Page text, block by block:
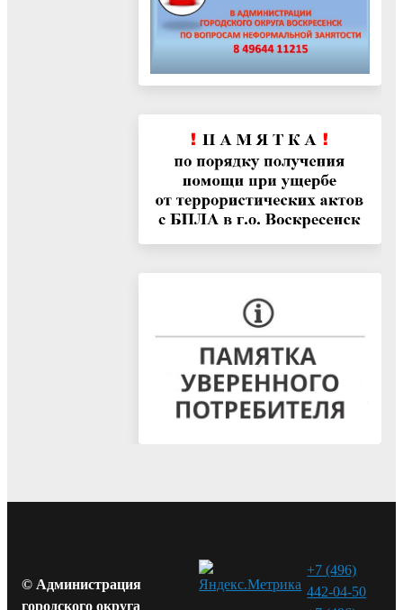
© Администрация
городского округа
+7 (496)
442-04-50